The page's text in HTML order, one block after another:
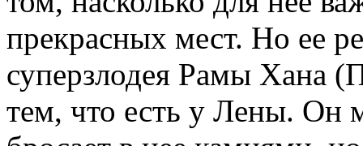
прекрасных мест. Но ее
суперзлодея Рамы Хана
тем, что есть у Лены. Он